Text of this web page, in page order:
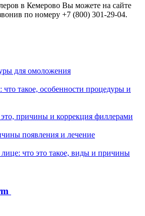
в Кемерово Вы можете на сайте
по номеру +7 (800) 301-29-04.
для омоложения
такое, особенности процедуры и
причины и коррекция филлерами
появления и лечение
что это такое, виды и причины